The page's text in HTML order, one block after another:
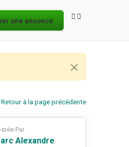
une annonce
Retour à la page précédente
Par
Alexandre